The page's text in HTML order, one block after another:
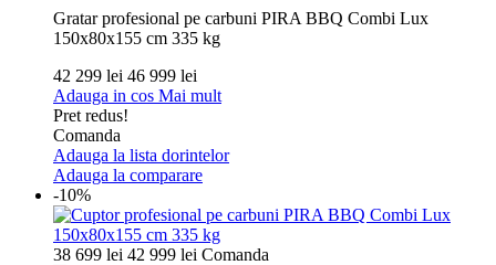
Gratar profesional pe carbuni PIRA BBQ Combi Lux
150x80x155 cm 335 kg
42 299 lei 46 999 lei
Adauga in cos Mai mult
Pret redus!
Comanda
Adauga la lista dorintelor
Adauga la comparare
-10%
38 699 lei 42 999 lei Comanda